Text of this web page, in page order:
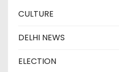
CULTURE
DELHI NEWS
ELECTION